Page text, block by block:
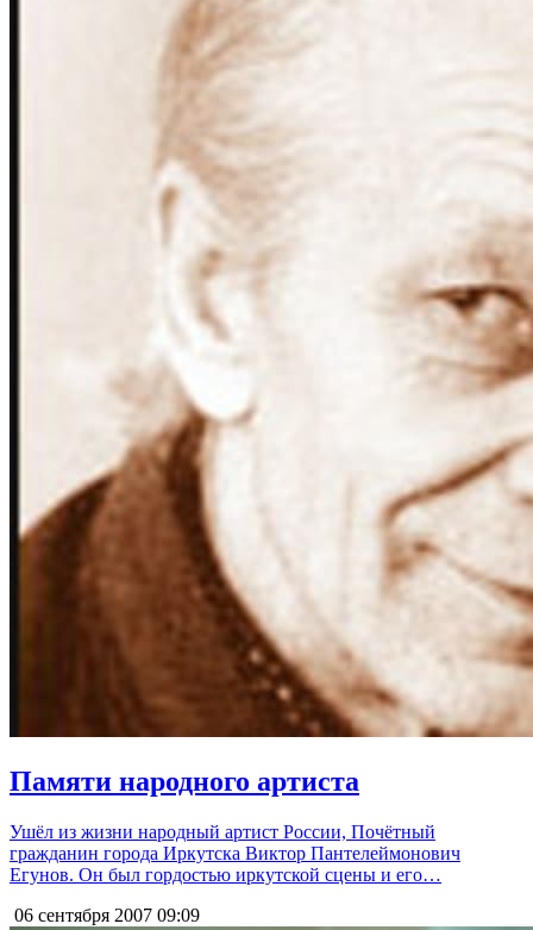
Памяти народного артиста
Ушёл из жизни народный артист России, Почётный
гражданин города Иркутска Виктор Пантелеймонович
Егунов. Он был гордостью иркутской сцены и его…
06 сентября 2007 09:09